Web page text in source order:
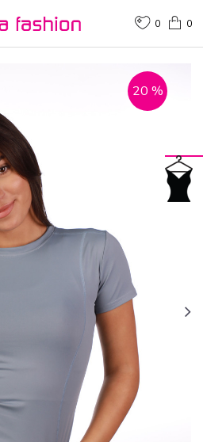
0
0
20 %